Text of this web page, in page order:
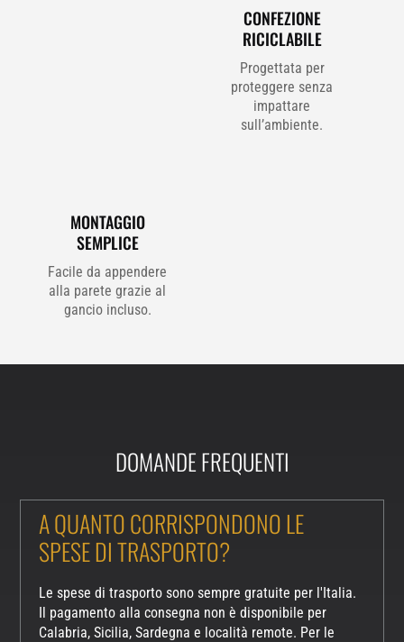
CONFEZIONE
RICICLABILE
Progettata per
proteggere senza
impattare
sull’ambiente.
MONTAGGIO
SEMPLICE
Facile da appendere
alla parete grazie al
gancio incluso.
DOMANDE FREQUENTI
A QUANTO CORRISPONDONO LE
SPESE DI TRASPORTO?
Le spese di trasporto sono sempre gratuite per l'Italia.
Il pagamento alla consegna non è disponibile per
Calabria, Sicilia, Sardegna e località remote. Per le